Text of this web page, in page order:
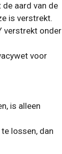
aard van de
is verstrekt.
verstrekt onder
voor
is alleen
lossen, dan